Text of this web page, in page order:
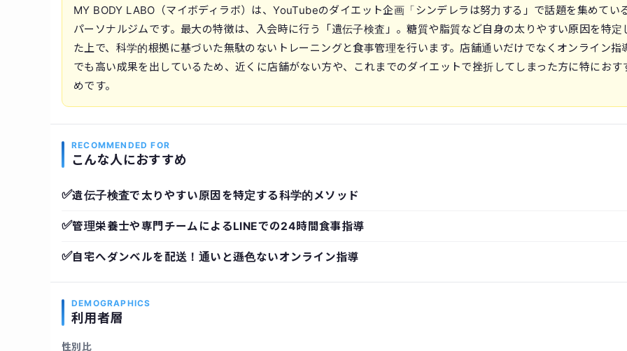
MY BODY LABO（マイボディラボ）は、YouTubeのダイエット企画「シンデレラは努力する」で話題を集めてい
パーソナルジムです。最大の特徴は、入会時に行う「遺伝子検査」。糖質や脂質など自身の太りやすい原因を特定
た上で、科学的根拠に基づいた無駄のないトレーニングと食事管理を行います。店舗通いだけでなくオンライン指
でも高い成果を出しているため、近くに店舗がない方や、これまでのダイエットで挫折してしまった方に特におす
めです。
RECOMMENDED FOR
こんな人におすすめ
✅遺伝子検査で太りやすい原因を特定する科学的メソッド
✅管理栄養士や専門チームによるLINEでの24時間食事指導
✅自宅へダンベルを配送！通いと遜色ないオンライン指導
DEMOGRAPHICS
利用者層
性別比